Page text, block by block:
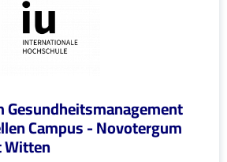
Gesundheitsmanagement
Campus - Novotergum
Witten